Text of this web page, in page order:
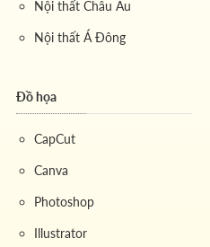
Nội thất Châu Âu
Nội thất Á Đông
Đồ họa
CapCut
Canva
Photoshop
Illustrator